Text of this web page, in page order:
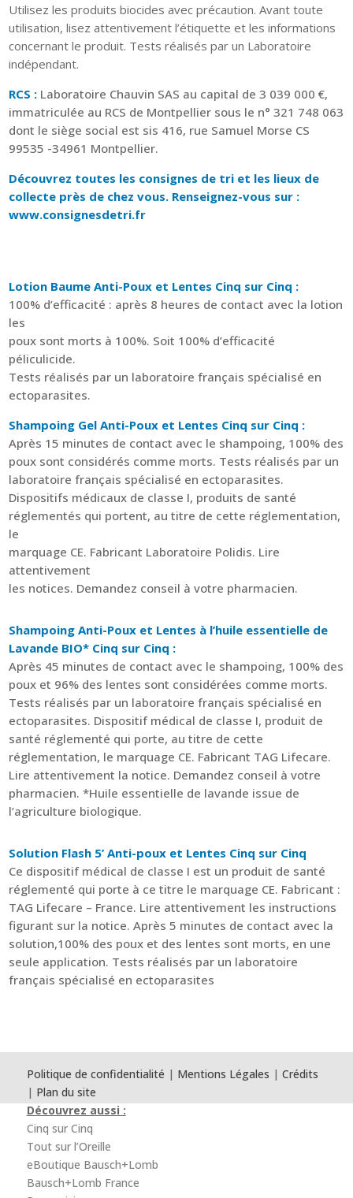
Utilisez les produits biocides avec précaution. Avant toute
utilisation, lisez attentivement l’étiquette et les informations
concernant le produit. Tests réalisés par un Laboratoire
indépendant.
RCS : Laboratoire Chauvin SAS au capital de 3 039 000 €,
immatriculée au RCS de Montpellier sous le n° 321 748 063
dont le siège social est sis 416, rue Samuel Morse CS
99535 -34961 Montpellier.
Découvrez toutes les consignes de tri et les lieux de
collecte près de chez vous. Renseignez-vous sur :
www.consignesdetri.fr
Lotion Baume Anti-Poux et Lentes Cinq sur Cinq :
100% d’efficacité : après 8 heures de contact avec la lotion
les
poux sont morts à 100%. Soit 100% d’efficacité
péliculicide.
Tests réalisés par un laboratoire français spécialisé en
ectoparasites.
Shampoing Gel Anti-Poux et Lentes Cinq sur Cinq :
Après 15 minutes de contact avec le shampoing, 100% des
poux sont considérés comme morts. Tests réalisés par un
laboratoire français spécialisé en ectoparasites.
Dispositifs médicaux de classe I, produits de santé
réglementés qui portent, au titre de cette réglementation,
le
marquage CE. Fabricant Laboratoire Polidis. Lire
attentivement
les notices. Demandez conseil à votre pharmacien.
Shampoing Anti-Poux et Lentes à l’huile essentielle de
Lavande BIO* Cinq sur Cinq :
Après 45 minutes de contact avec le shampoing, 100% des
poux et 96% des lentes sont considérées comme morts.
Tests réalisés par un laboratoire français spécialisé en
ectoparasites. Dispositif médical de classe I, produit de
santé réglementé qui porte, au titre de cette
réglementation, le marquage CE. Fabricant TAG Lifecare.
Lire attentivement la notice. Demandez conseil à votre
pharmacien. *Huile essentielle de lavande issue de
l’agriculture biologique.
Solution Flash 5’ Anti-poux et Lentes Cinq sur Cinq
Ce dispositif médical de classe I est un produit de santé
réglementé qui porte à ce titre le marquage CE. Fabricant :
TAG Lifecare – France. Lire attentivement les instructions
figurant sur la notice. Après 5 minutes de contact avec la
solution,100% des poux et des lentes sont morts, en une
seule application. Tests réalisés par un laboratoire
français spécialisé en ectoparasites
Politique de confidentialité | Mentions Légales | Crédits
| Plan du site
Découvrez aussi :
Cinq sur Cinq
Tout sur l’Oreille
eBoutique Bausch+Lomb
Bausch+Lomb France